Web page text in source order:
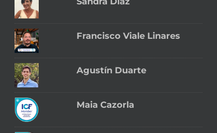
Francisco Viale Linares
Agustín Duarte
Maia Cazorla